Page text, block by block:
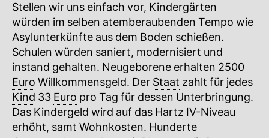
Stellen wir uns einfach vor, Kindergärten
würden im selben atemberaubenden Tempo wie
Asylunterkünfte aus dem Boden schießen.
Schulen würden saniert, modernisiert und
instand gehalten. Neugeborene erhalten 2500
Euro Willkommensgeld. Der Staat zahlt für jedes
Kind 33 Euro pro Tag für dessen Unterbringung.
Das Kindergeld wird auf das Hartz IV-Niveau
erhöht, samt Wohnkosten. Hunderte